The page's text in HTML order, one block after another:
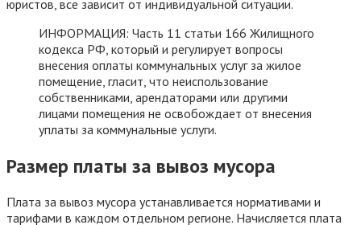
юристов, все зависит от индивидуальной ситуации.
ИНФОРМАЦИЯ: Часть 11 статьи 166 Жилищного
кодекса РФ, который и регулирует вопросы
внесения оплаты коммунальных услуг за жилое
помещение, гласит, что неиспользование
собственниками, арендаторами или другими
лицами помещения не освобождает от внесения
уплаты за коммунальные услуги.
Размер платы за вывоз мусора
Плата за вывоз мусора устанавливается нормативами и
тарифами в каждом отдельном регионе. Начисляется плата